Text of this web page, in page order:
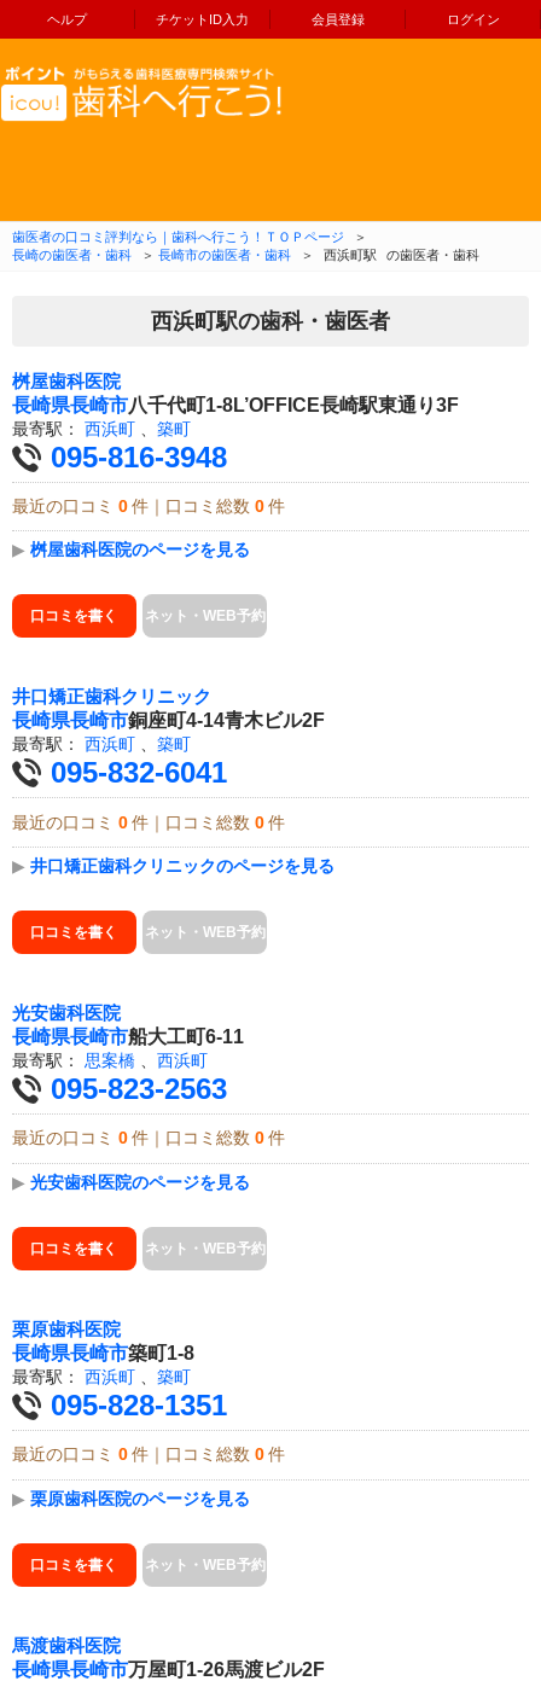
ヘルプ チケットID入力 会員登録 ログイン
コンテンツへ移動
歯医者の口コミ評判なら｜歯科へ行こう！ＴＯＰページ
＞
長崎の歯医者・歯科
＞ 長崎市の歯医者・歯科 ＞ 西浜町駅 の歯医者・歯科
西浜町駅の歯科・歯医者
桝屋歯科医院
長崎県長崎市八千代町1-8L’OFFICE長崎駅東通り3F
最寄駅： 西浜町 築町
095-816-3948
最近の口コミ 0 件｜口コミ総数 0 件
▶ 桝屋歯科医院のページを見る
口コミを書く ネット・WEB予約
井口矯正歯科クリニック
長崎県長崎市銅座町4-14青木ビル2F
最寄駅： 西浜町 、 築町
095-832-6041
最近の口コミ 0 件｜口コミ総数 0 件
▶ 井口矯正歯科クリニックのページを見る
口コミを書く ネット・WEB予約
光安歯科医院
長崎県長崎市船大工町6-11
最寄駅： 思案橋 西浜町
095-823-2563
最近の口コミ 0 件｜口コミ総数 0 件
▶ 光安歯科医院のページを見る
口コミを書く ネット・WEB予約
栗原歯科医院
長崎県長崎市築町1-8
最寄駅： 西浜町 築町
095-828-1351
最近の口コミ 0 件｜口コミ総数 0 件
▶ 栗原歯科医院のページを見る
口コミを書く ネット・WEB予約
馬渡歯科医院
長崎県長崎市万屋町1-26馬渡ビル2F